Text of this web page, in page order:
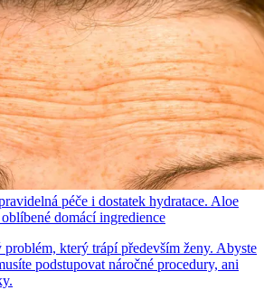
péče i dostatek hydratace. Aloe
domácí ingredience
který trápí především ženy. Abyste
podstupovat náročné procedury, ani